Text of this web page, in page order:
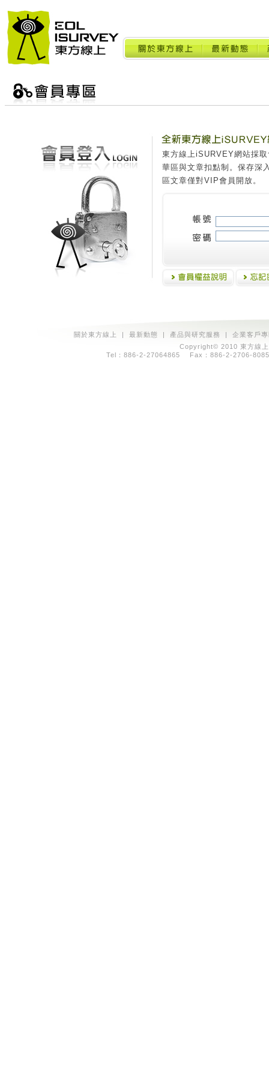
東方線上iSURVEY網站採
華區與文章扣點制。保存深
區文章僅對VIP會員開放。
關於東方線上 | 最新動態 | 產品與研究服務 | 企業客戶
Copyright© 2010 東方線
Tel：886-2-27064865 Fax：886-2-2706-